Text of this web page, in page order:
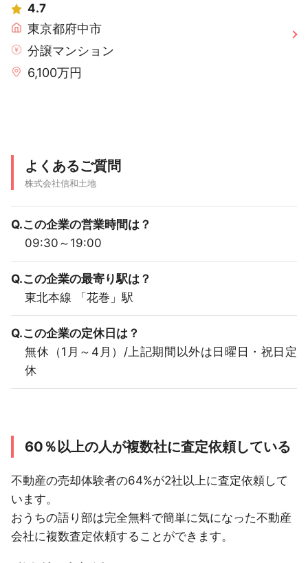
4.7
東京都府中市
分譲マンション
6,100万円
よくあるご質問
株式会社信和土地
Q.この企業の営業時間は？
09:30～19:00
Q.この企業の最寄り駅は？
東北本線 「花巻」駅
Q.この企業の定休日は？
無休（1月～4月）/上記期間以外は日曜日・祝日定
休
60％以上の人が複数社に査定依頼している
不動産の売却体験者の64%が2社以上に査定依頼して
います。
おうちの語り部は完全無料で簡単に気になった不動産
会社に複数査定依頼することができます。